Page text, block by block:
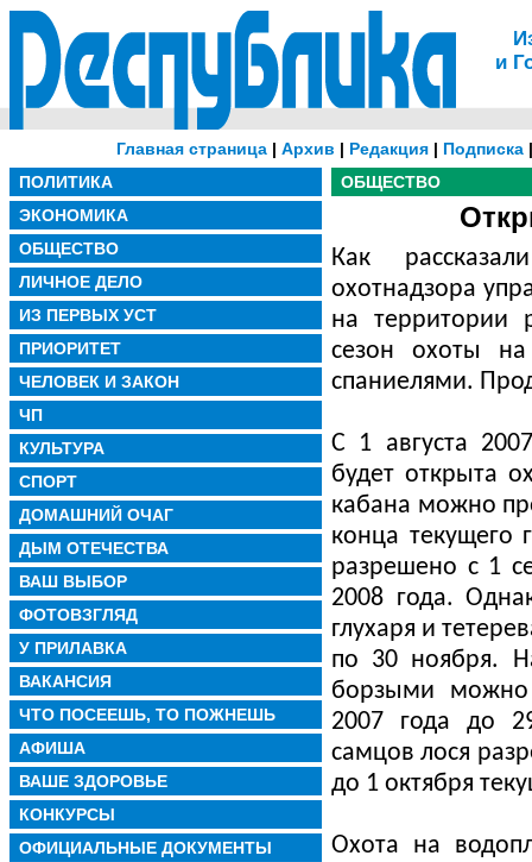
и
Главная страница | Архив | Редакция | Подписка
ПОЛИТИКА
ЭКОНОМИКА
ОБЩЕСТВО
ЛИЧНОЕ ДЕЛО
ИЗ ПЕРВЫХ УСТ
ПРИОРИТЕТ
ЧЕЛОВЕК И ЗАКОН
ЧП
КУЛЬТУРА
СПОРТ
ДОМАШНИЙ ОЧАГ
ДЫМ ОТЕЧЕСТВА
ВАШ ВЫБОР
ФОТОВЗГЛЯД
У ПРИЛАВКА
ВАКАНСИЯ
ЧТО ПОСЕЕШЬ, ТО ПОЖНЕШЬ
АФИША
ВАШЕ ЗДОРОВЬЕ
КОНКУРСЫ
ОФИЦИАЛЬНЫЕ ДОКУМЕНТЫ
ОБЩЕСТВО
Как
охотнадзора
на территории
сезон охоты
спаниелями.
С 1 августа
будет открыта
кабана можно
конца текущего
разрешено с 1
2008 года.
глухаря и
по 30 ноября.
борзыми можно
2007 года до
самцов лося
до 1 октября
Охота на